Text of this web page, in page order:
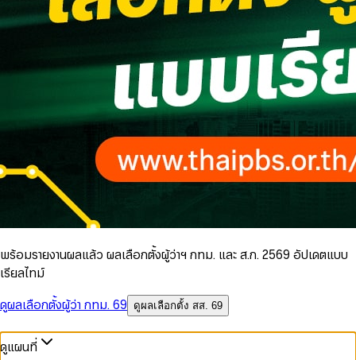
พร้อมรายงานผลแล้ว ผลเลือกตั้งผู้ว่าฯ กทม. และ ส.ก. 2569 อัปเดตแบบ
เรียลไทม์
ดูผลเลือกตั้งผู้ว่า กทม. 69
ดูผลเลือกตั้ง สส. 69
ดูแผนที่